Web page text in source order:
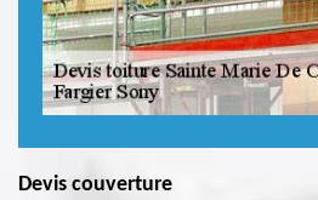
Devis couverture